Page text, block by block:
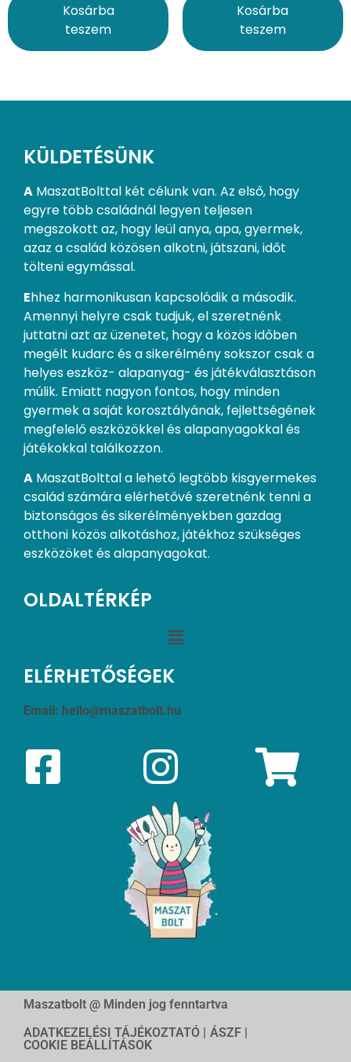
Kosárba
teszem
Kosárba
teszem
KÜLDETÉSÜNK
A MaszatBolttal két célunk van. Az első, hogy
egyre több családnál legyen teljesen
megszokott az, hogy leül anya, apa, gyermek,
azaz a család közösen alkotni, játszani, időt
tölteni egymással.
Ehhez harmonikusan kapcsolódik a második.
Amennyi helyre csak tudjuk, el szeretnénk
juttatni azt az üzenetet, hogy a közös időben
megélt kudarc és a sikerélmény sokszor csak a
helyes eszköz- alapanyag- és játékválasztáson
múlik. Emiatt nagyon fontos, hogy minden
gyermek a saját korosztályának, fejlettségének
megfelelő eszközökkel és alapanyagokkal és
játékokkal találkozzon.
A MaszatBolttal a lehető legtöbb kisgyermekes
család számára elérhetővé szeretnénk tenni a
biztonságos és sikerélményekben gazdag
otthoni közös alkotáshoz, játékhoz szükséges
eszközöket és alapanyagokat.
OLDALTÉRKÉP
ELÉRHETŐSÉGEK
Email: hello@maszatbolt.hu
Maszatbolt @ Minden jog fenntartva
ADATKEZELÉSI TÁJÉKOZTATÓ | ÁSZF |
COOKIE BEÁLLÍTÁSOK